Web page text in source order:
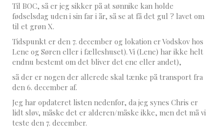
Til BOC, så er jeg sikker på at sønnike kan holde
fødselsdag uden i sin far i år, så se at få det gul ? lavet om
til et grøn X.
Tidspunkt er den 7. december og lokation er Vodskov hos
Lene og Søren eller i fælleshuset). Vi (Lene) har ikke helt
endnu bestemt om det bliver det ene eller andet),
så der er nogen der allerede skal tænke på transport fra
den 6. december af.
Jeg har opdateret listen nedenfor, da jeg synes Chris er
lidt sløv, måske det er alderen/måske ikke, men det må vi
teste den 7. december.